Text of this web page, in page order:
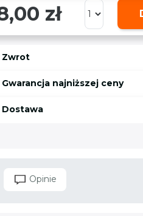
zł
Zwrot
Gwarancja najniższej ceny
Dostawa
Opinie